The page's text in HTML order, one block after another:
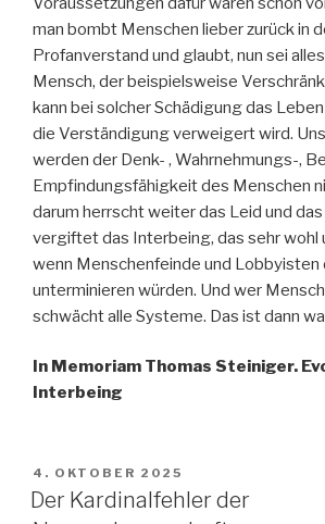
man bombt Menschen lieber zurück in
Profanverstand und glaubt, nun sei
Mensch, der beispielsweise
kann bei solcher Schädigung das
die Verständigung verweigert wird.
werden der Denk- , Wahrnehmungs-,
Empfindungsfähigkeit des Menschen
darum herrscht weiter das Leid und
vergiftet das Interbeing, das sehr wohl
wenn Menschenfeinde und
unterminieren würden. Und wer
schwächt alle Systeme. Das ist dann
In Memoriam Thomas Steiniger.
Interbeing
VERÖFFENTLICHT
AM
4. OKTOBER 2025
Der Kardinalfehler der